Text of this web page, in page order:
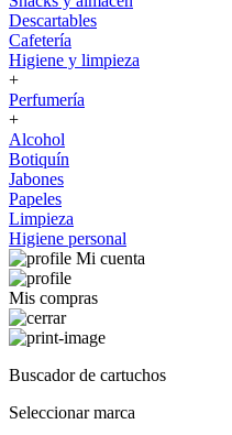
Descartables
Cafetería
Higiene y limpieza
+
Perfumería
+
Alcohol
Botiquín
Jabones
Papeles
Limpieza
Higiene personal
Mi cuenta
Mis compras
Buscador de cartuchos
Seleccionar marca